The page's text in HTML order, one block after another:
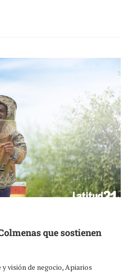
que sostienen
visión de negocio, Apiarios